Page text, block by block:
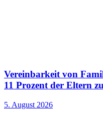
Vereinbarkeit von
11 Prozent der Eltern
5. August 2026